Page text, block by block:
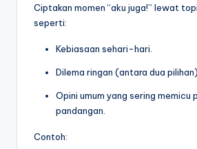
Ciptakan momen “aku juga!” lewat
seperti:
Kebiasaan sehari-hari.
Dilema ringan (antara dua pilihan).
Opini umum yang sering memicu
pandangan.
Contoh: